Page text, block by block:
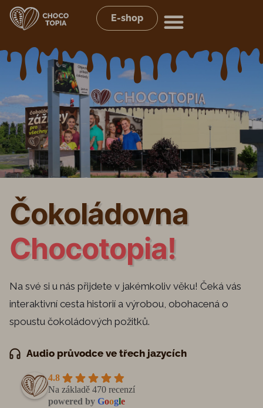
E-shop
Čokoládovna
Chocotopia!
Na své si u nás přijdete v jakémkoliv věku! Čeká vás
interaktivní cesta historií a výrobou, obohacená o
spoustu čokoládových požitků.
Audio průvodce ve třech jazycích
4.8
Na základě 470 recenzí
powered by Google